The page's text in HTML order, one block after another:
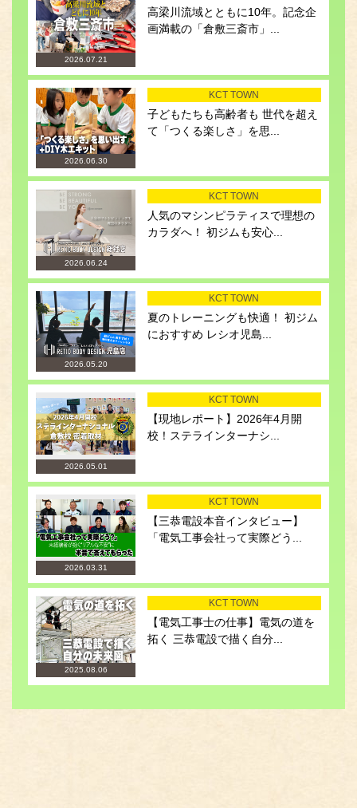
2026.07.21
高梁川流域とともに10年。記念企
画満載の「倉敷三斎市」...
2026.06.30
KCT TOWN
子どもたちも高齢者も 世代を超え
て「つくる楽しさ」を思...
2026.06.24
KCT TOWN
人気のマシンピラティスで理想の
カラダへ！ 初ジムも安心...
2026.05.20
KCT TOWN
夏のトレーニングも快適！ 初ジム
におすすめ レシオ児島...
2026.05.01
KCT TOWN
【現地レポート】2026年4月開
校！ステラインターナシ...
2026.03.31
KCT TOWN
【三恭電設本音インタビュー】
「電気工事会社って実際どう...
2025.08.06
KCT TOWN
【電気工事士の仕事】電気の道を
拓く 三恭電設で描く自分...